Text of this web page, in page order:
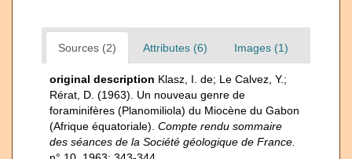
Sources (2) Attributes (6) Images (1)
original description Klasz, I. de; Le Calvez, Y.;
Rérat, D. (1963). Un nouveau genre de
foraminifères (Planomiliola) du Miocène du Gabon
(Afrique équatoriale). Compte rendu sommaire
des séances de la Société géologique de France.